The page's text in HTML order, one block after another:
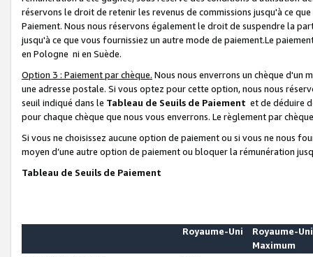
réservons le droit de retenir les revenus de commissions jusqu'à ce
Paiement. Nous nous réservons également le droit de suspendre la
jusqu'à ce que vous fournissiez un autre mode de paiement.Le
en Pologne ni en Suède.
Option 3 : Paiement par chèque. Nous nous enverrons un chèque d'un
une adresse postale. Si vous optez pour cette option, nous nous
seuil indiqué dans le Tableau de Seuils de Paiement et de déduire
pour chaque chèque que nous vous enverrons. Le règlement par
Si vous ne choisissez aucune option de paiement ou si vous ne nous
moyen d’une autre option de paiement ou bloquer la rémunération
Tableau de Seuils de Paiement
Royaume-Uni
Royaume-Uni
Maximum